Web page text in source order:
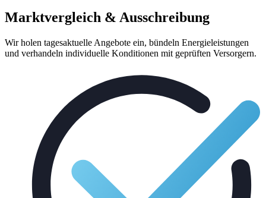
Marktvergleich & Ausschreibung
Wir holen tagesaktuelle Angebote ein, bündeln Energieleistungen
und verhandeln individuelle Konditionen mit geprüften Versorgern.